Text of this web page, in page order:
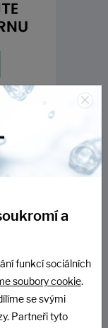
×
a
funkcí sociálních
soubory cookie.
se svými
Partneři tyto